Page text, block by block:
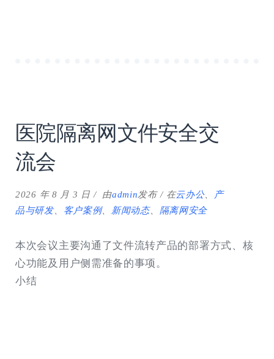
医院隔离网文件安全交
流会
2026 年 8 月 3 日 由admin发布 在云办公、
产
品与研发、 客户案例、 新闻动态、 隔离网安全
本次会议主要沟通了文件流转产品的部署方式、核
心功能及用户侧需准备的事项。
小结